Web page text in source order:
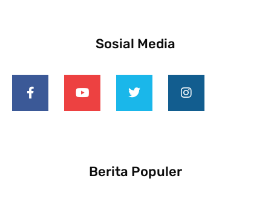
Sosial Media
Berita Populer